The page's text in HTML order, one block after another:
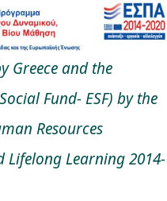
Greece and the
Fund- ESF) by the
Resources
Lifelong Learning 2014-